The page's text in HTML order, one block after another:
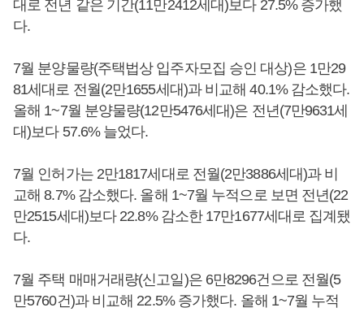
대로 전년 같은 기간(11만2412세대)보다 27.5% 증가했
다.
7월 분양물량(주택법상 입주자모집 승인 대상)은 1만29
81세대로 전월(2만1655세대)과 비교해 40.1% 감소했다.
올해 1~7월 분양물량(12만5476세대)은 전년(7만9631세
대)보다 57.6% 늘었다.
7월 인허가는 2만1817세대로 전월(2만3886세대)과 비
교해 8.7% 감소했다. 올해 1~7월 누적으로 보면 전년(22
만2515세대)보다 22.8% 감소한 17만1677세대로 집계됐
다.
7월 주택 매매거래량(신고일)은 6만8296건으로 전월(5
만5760건)과 비교해 22.5% 증가했다. 올해 1~7월 누적